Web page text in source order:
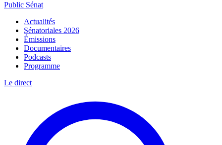
Public Sénat
Actualités
Sénatoriales 2026
Émissions
Documentaires
Podcasts
Programme
Le direct